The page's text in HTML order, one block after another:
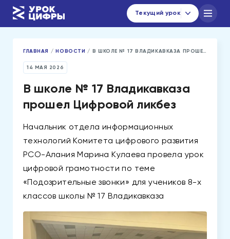
Каталог уроков
Навигатор по материалам
urok@data-economy.ru
Текущий урок
ГЛАВНАЯ / НОВОСТИ / В ШКОЛЕ № 17 ВЛАДИКАВКАЗА ПРОШЕЛ ЦИФРОВОЙ ЛИКБЕЗ
14 МАЯ 2026
В школе № 17 Владикавказа
прошел Цифровой ликбез
Начальник отдела информационных
технологий Комитета цифрового развития
РСО-Алания Марина Кулаева провела урок
цифровой грамотности по теме
«Подозрительные звонки» для учеников 8-х
классов школы № 17 Владикавказа